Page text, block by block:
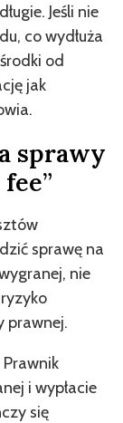
Jeśli nie
co wydłuża
od
jak
sprawy
sprawę na
nie
prawnej.
i wypłacie
się